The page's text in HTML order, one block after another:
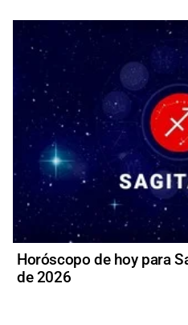
Horóscopo de hoy para
de 2026